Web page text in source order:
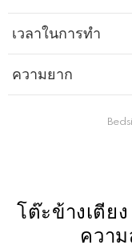
เวลาในการทำ
ความยาก
โต๊ะข้างเตีย
ควา